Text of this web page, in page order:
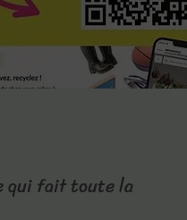
qui fait toute la